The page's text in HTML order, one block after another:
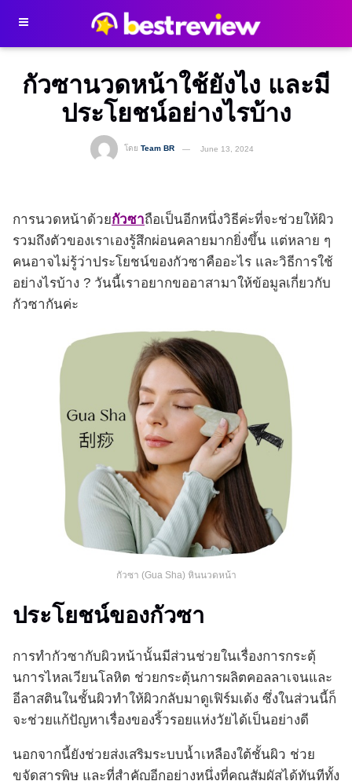
กัวซานวดหน้าใช้ยังไง และมี
ประโยชน์อย่างไรบ้าง
โดย Team BR June 13, 2024
การนวดหน้าด้วยกัวซาถือเป็นอีกหนึ่งวิธีค่ะที่จะช่วยให้ผิว
รวมถึงตัวของเราเองรู้สึกผ่อนคลายมากยิ่งขึ้น แต่หลาย ๆ
คนอาจไม่รู้ว่าประโยชน์ของกัวซาคืออะไร และวิธีการใช้
อย่างไรบ้าง ? วันนี้เราอยากขออาสามาให้ข้อมูลเกี่ยวกับ
กัวซากันค่ะ
กัวซา (Gua Sha) หินนวดหน้า
ประโยชน์ของกัวซา
การทำกัวซากับผิวหน้านั้นมีส่วนช่วยในเรื่องการกระตุ้
นการไหลเวียนโลหิต ช่วยกระตุ้นการผลิตคอลลาเจนและ
อีลาสตินในชั้นผิวทำให้ผิวกลับมาดูเฟิร์มเด้ง ซึ่งในส่วนนี้ก็
จะช่วยแก้ปัญหาเรื่องของริ้วรอยแห่งวัยได้เป็นอย่างดี
นอกจากนี้ยังช่วยส่งเสริมระบบน้ำเหลืองใต้ชั้นผิว ช่วย
ขจัดสารพิษ และที่สำคัญอีกอย่างหนึ่งที่คุณสัมผัสได้ทันทีทั้ง